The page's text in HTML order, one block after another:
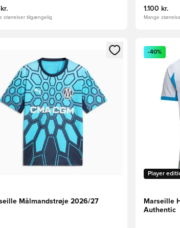
størrelser tilgængelig
1.100 kr.
Mange
medlem
en Modal til at logge ind eller tilmelde dig som
Målmandstrøje 2026/27
Åbner en
Player
-40%
Marseille
Authentic